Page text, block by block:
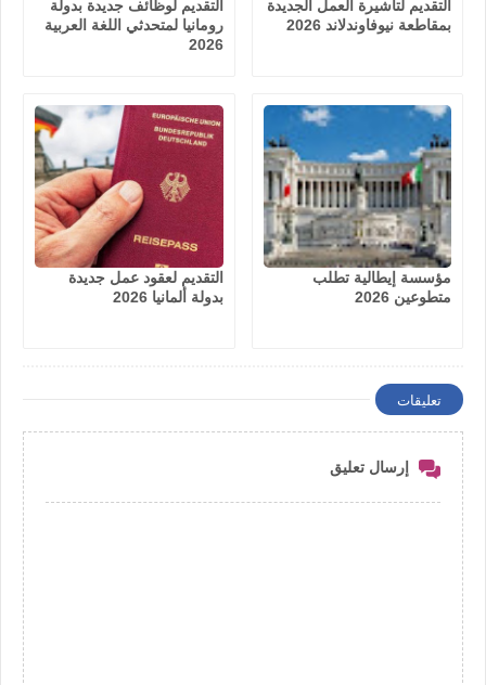
التقديم لتأشيرة العمل الجديدة
بمقاطعة نيوفاوندلاند 2026
التقديم لوظائف جديدة بدولة
رومانيا لمتحدثي اللغة العربية
2026
مؤسسة إيطالية تطلب
متطوعين 2026
التقديم لعقود عمل جديدة
بدولة ألمانيا 2026
تعليقات
إرسال تعليق